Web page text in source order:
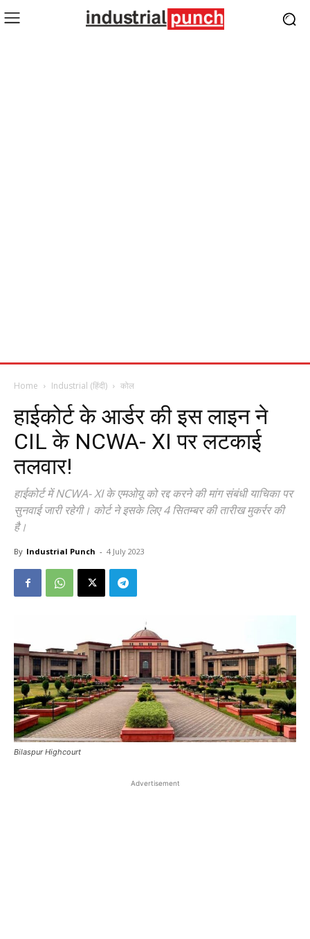
Home Industrial (हिंदी) कोल
हाईकोर्ट के आर्डर की इस लाइन ने
CIL के NCWA- XI पर लटकाई
तलवार!
हाईकोर्ट में NCWA- XI के एमओयू को रद्द करने की मांग संबंधी याचिका पर
सुनवाई जारी रहेगी। कोर्ट ने इसके लिए 4 सितम्बर की तारीख मुकर्रर की
है।
By Industrial Punch - 4 July 2023
Bilaspur Highcourt
Advertisement